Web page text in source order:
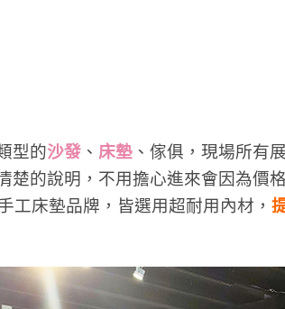
型的沙發 、 床墊 、傢俱，現場所有
楚的說明，不用擔心進來會因為價
工床墊品牌，皆選用超耐用內材，